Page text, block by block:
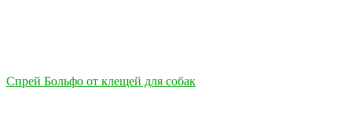
Спрей Больфо от клещей для собак